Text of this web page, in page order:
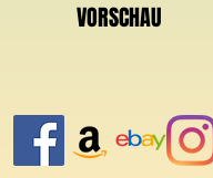
VORSCHAU